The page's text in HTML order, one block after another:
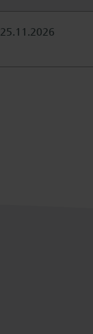
25.11.2026